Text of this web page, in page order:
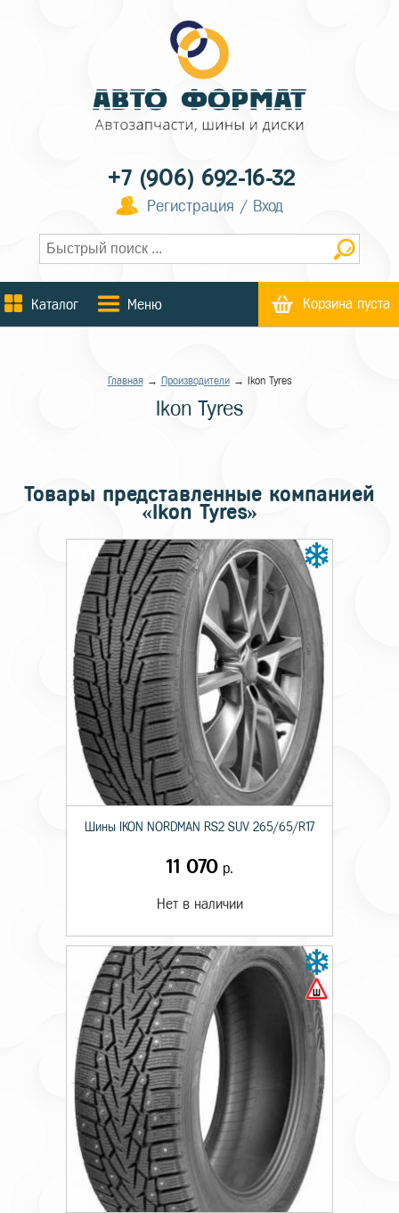
+7 (906) 692-16-32
Регистрация / Вход
Каталог Меню Корзина пуста
Главная→ Производители→ Ikon Tyres
Ikon Tyres
Товары представленные компанией
«Ikon Tyres»
Шины IKON NORDMAN RS2 SUV 265/65/R17
11 070 р.
Нет в наличии